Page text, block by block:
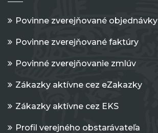
Povinne zverejňované objednávky
Povinne zverejňované faktúry
Povinné zverejňovanie zmlúv
Zákazky aktívne cez eZakazky
Zákazky aktívne cez EKS
Profil verejného obstarávateľa